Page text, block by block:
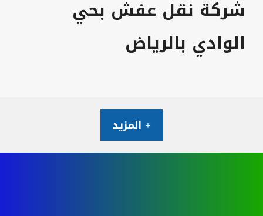
شركة نقل عفش بحي
الوادي بالرياض
+ المزيد